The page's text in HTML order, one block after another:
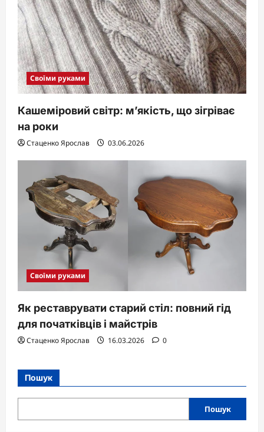
Своїми руками
Кашеміровий світр: м’якість, що зігріває
на роки
Стаценко Ярослав 03.06.2026
Своїми руками
Як реставрувати старий стіл: повний гід
для початківців і майстрів
Стаценко Ярослав 16.03.2026 0
Пошук
Пошук